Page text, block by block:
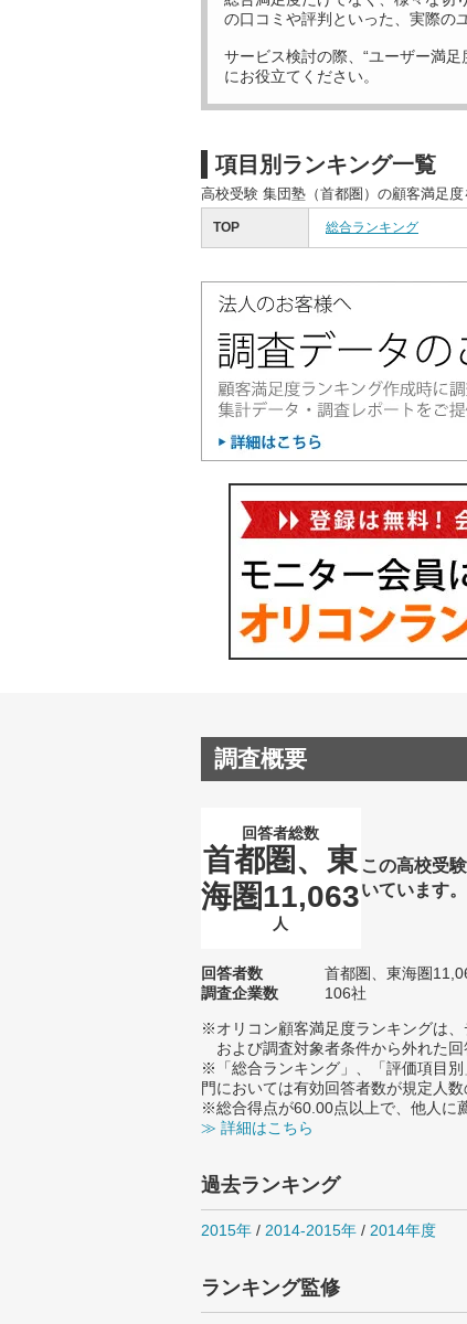
の口コミや評判といった、実際の
サービス検討の際、“ユーザー満
にお役立てください。
項目別ランキング一覧
高校受験 集団塾（首都圏）の顧客満足
TOP 総合ランキング
調査概要
回答者総数
首都圏、東
海圏11,063
人
この高校受
いています。
回答者数
首都圏、東海圏
調査企業数
106社
※オリコン顧客満足度ランキングは、
および調査対象者条件から外れた回
※「総合ランキング」、「評価項目
門においては有効回答者数が規定人
※総合得点が60.00点以上で、他人に
≫ 詳細はこちら
過去ランキング
2015年 / 2014-2015年 / 2014年度
ランキング監修